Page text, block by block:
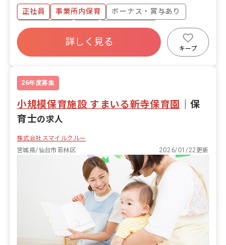
お昼寝、お着替え、お散歩などをお任せ
します!
正社員 事業所内保育
ボーナス・賞与あり
社会保険完備
有給
福利厚生充実
昇給昇進あり
産休育休制度
詳しく見る
キープ
26年度募集
小規模保育施設 すまいる新寺保育園
保
育士の求人
株式会社スマイルクルー
宮城県/仙台市若林区
2026/01/22更新